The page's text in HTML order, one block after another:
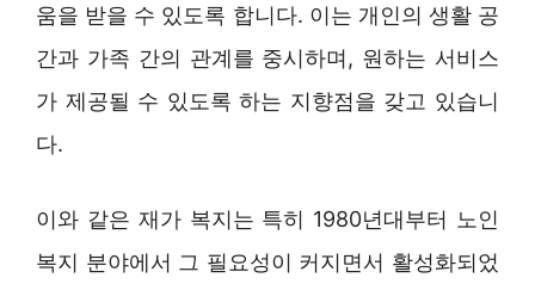
움을 받을 수 있도록 합니다. 이는 개인의 생활 공
간과 가족 간의 관계를 중시하며, 원하는 서비스
가 제공될 수 있도록 하는 지향점을 갖고 있습니
다.
이와 같은 재가 복지는 특히 1980년대부터 노인
복지 분야에서 그 필요성이 커지면서 활성화되었